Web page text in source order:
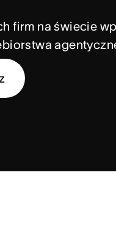
firm na świecie